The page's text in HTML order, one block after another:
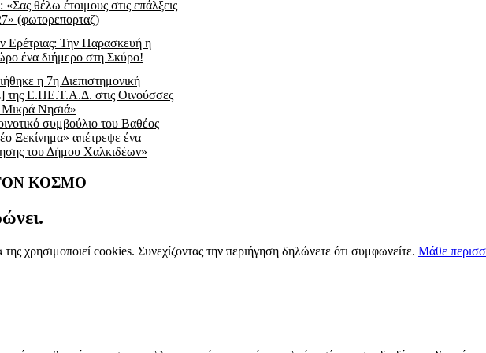
θέλω έτοιμους στις επάλξεις
(φωτορεπορταζ)
Ερέτριας: Την Παρασκευή η
ένα διήμερο στη Σκύρο!
η 7η Διεπιστημονική
Ε.ΠΕ.Τ.Α.Δ. στις Οινούσσες
Μικρά Νησιά»
συμβούλιο του Βαθέος
Ξεκίνημα» απέτρεψε ένα
του Δήμου Χαλκιδέων»
ΚΟΣΜΟ
χρησιμοποιεί cookies. Συνεχίζοντας την περιήγηση δηλώνετε ότι συμφωνείτε. Μάθε